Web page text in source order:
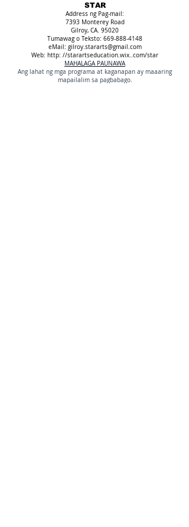
STAR
Address ng Pag-mail:
7393 Monterey Road
Gilroy, CA. 95020
Tumawag o Teksto: 669-888-4148
eMail: gilroy.stararts@gmail.com
Web: http: //starartseducation.wix..com/star
MAHALAGA PAUNAWA
Ang lahat ng mga programa at kaganapan ay maaaring
mapailalim sa pagbabago.